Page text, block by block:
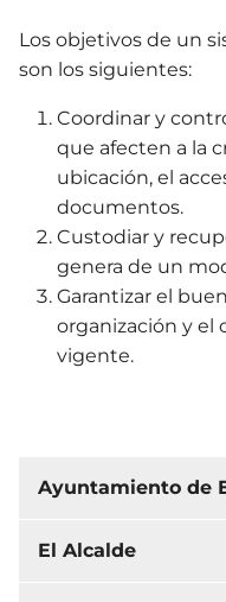
Los objetivos de un
son los siguientes:
Coordinar y
que afecten a la
ubicación, el
documentos.
Custodiar y
genera de un
Garantizar el
organización y el
vigente.
Ayuntamiento de
El Alcalde